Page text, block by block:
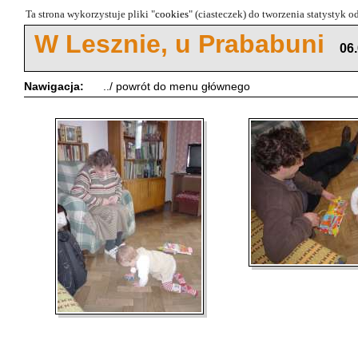
Ta strona wykorzystuje pliki "cookies" (ciasteczek) do tworzenia statystyk
W Lesznie, u Prababuni
Nawigacja: ../ powrót do menu głównego